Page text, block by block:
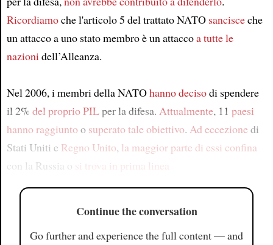
Ricordiamoche l'articolo 5 del trattato NATO sancisceche
un attacco a uno stato membro è un attaccoa tutte le
nazioni dell’Alleanza.
Nel 2006, i membri della NATOhanno decisodi spendere
il 2% del proprioPILper la difesa. Attualmente, 11 paesi
hanno raggiuntoo superatotale obiettivo. Ad eccezionedi
Stati Uniti e Regno Unito, la maggior parte di essi confina
con la Russia o si trova in prima linea
Continue the conversation
Go further and experience the full content — and